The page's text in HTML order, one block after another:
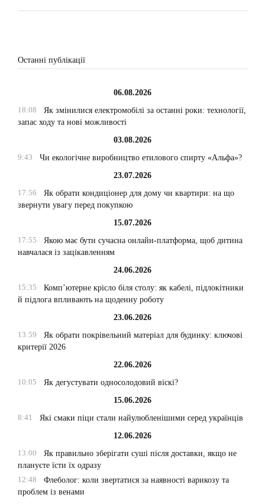
Останні публікації
06.08.2026
18:08
Як змінилися електромобілі за останні роки: технології,
запас ходу та нові можливості
03.08.2026
9:43
Чи екологічне виробництво етилового спирту «Альфа»?
23.07.2026
17:56
Як обрати кондиціонер для дому чи квартири: на що
звернути увагу перед покупкою
15.07.2026
17:55
Якою має бути сучасна онлайн-платформа, щоб дитина
навчалася із зацікавленням
24.06.2026
15:35
Комп’ютерне крісло біля столу: як кабелі, підлокітники
й підлога впливають на щоденну роботу
23.06.2026
13:59
Як обрати покрівельний матеріал для будинку: ключові
критерії 2026
22.06.2026
10:05
Як дегустувати односолодовий віскі?
15.06.2026
8:41
Які смаки піци стали найулюбленішими серед українців
12.06.2026
13:00
Як правильно зберігати суші після доставки, якщо не
плануєте їсти їх одразу
12:48
Флеболог: коли звертатися за наявності варикозу та
проблем із венами